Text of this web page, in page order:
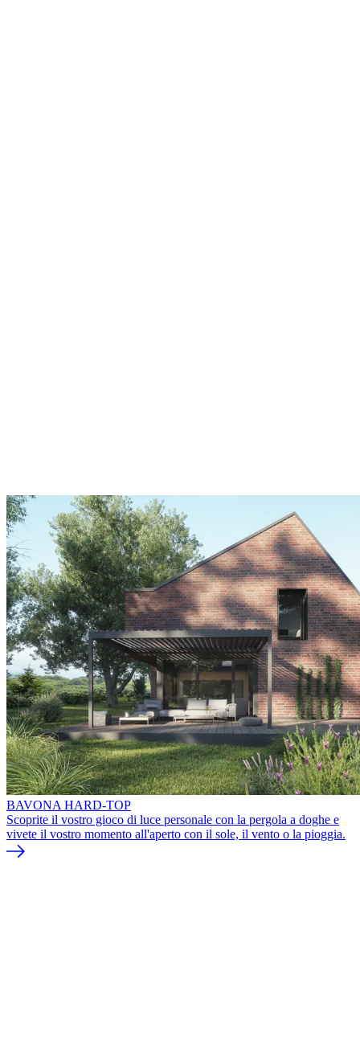
BAVONA HARD-TOP
Scoprite il vostro gioco di luce personale con la pergola a doghe e
vivete il vostro momento all'aperto con il sole, il vento o la pioggia.